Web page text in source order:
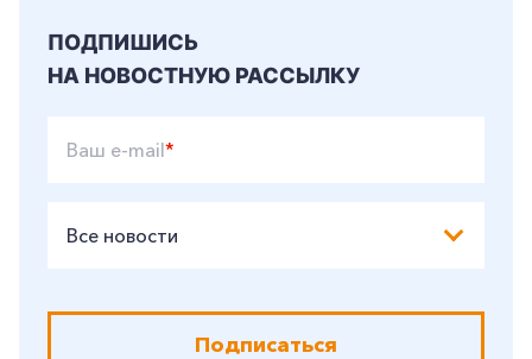
ПОДПИШИСЬ
НА НОВОСТНУЮ РАССЫЛКУ
Ваш e-mail*
Все новости
Подписаться